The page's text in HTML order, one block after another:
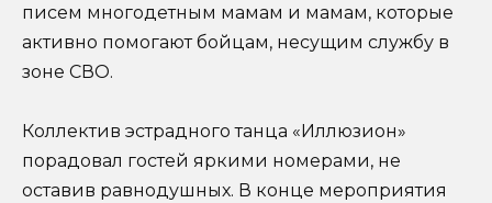
писем многодетным мамам и мамам, которые
активно помогают бойцам, несущим службу в
зоне СВО.
Коллектив эстрадного танца «Иллюзион»
порадовал гостей яркими номерами, не
оставив равнодушных. В конце мероприятия